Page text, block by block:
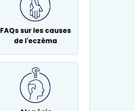
FAQs sur les causes
de l'eczéma